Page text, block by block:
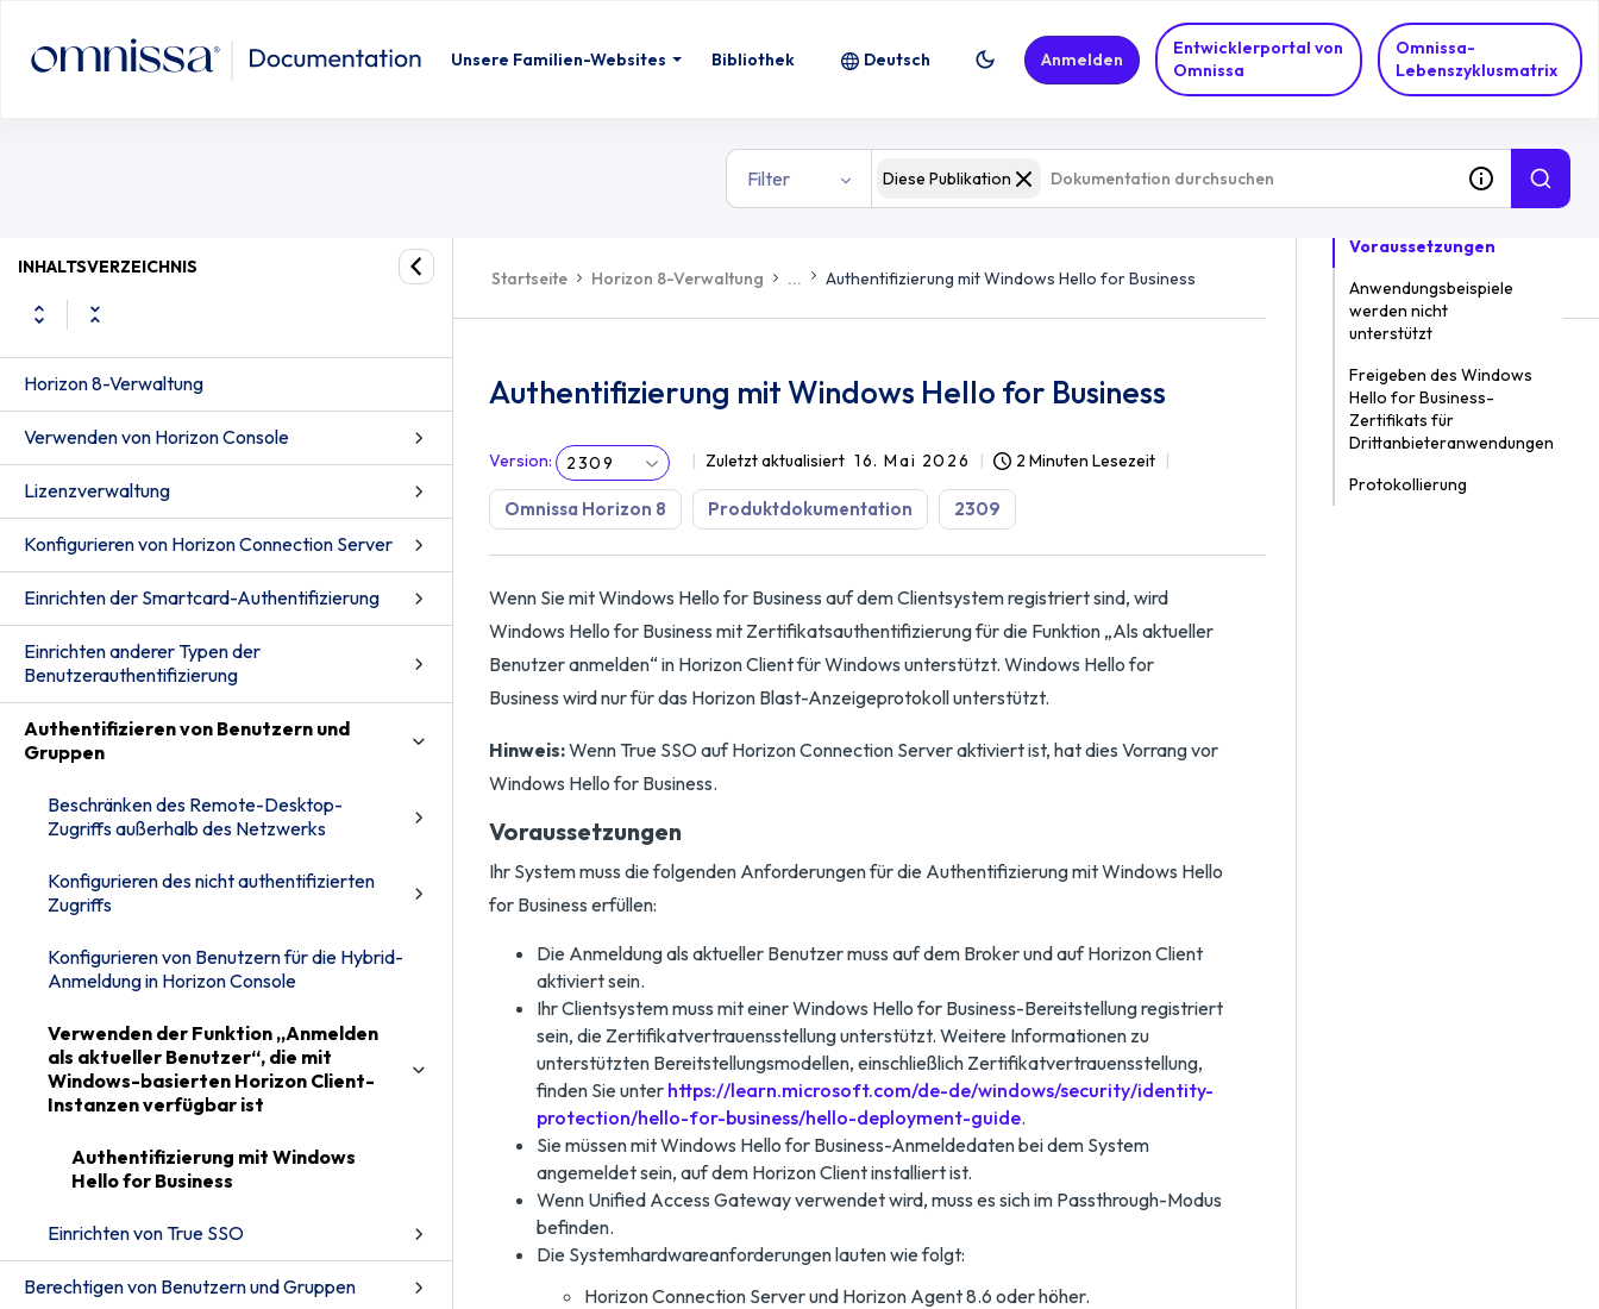
Unsere Familien-Websites Bibliothek
Entwicklerportal von
Omnissa
Omnissa-
Lebenszyklusmatrix
Deutsch Anmelden
Filter Diese Publikation
Authentifizierung mit Windows Hello for Business
INHALTSVERZEICHNIS
Horizon 8-Verwaltung
Verwenden von Horizon Console
Lizenzverwaltung
Konfigurieren von Horizon Connection Server
Einrichten der Smartcard-Authentifizierung
Einrichten anderer Typen der
Benutzerauthentifizierung
Authentifizieren von Benutzern und
Gruppen
Beschränken des Remote-Desktop-
Zugriffs außerhalb des Netzwerks
Konfigurieren des nicht authentifizierten
Zugriffs
Konfigurieren von Benutzern für die Hybrid-
Anmeldung in Horizon Console
Verwenden der Funktion „Anmelden
als aktueller Benutzer“, die mit
Windows-basierten Horizon Client-
Instanzen verfügbar ist
Authentifizierung mit Windows
Hello for Business
Einrichten von True SSO
Berechtigen von Benutzern und Gruppen
Startseite Horizon 8-Verwaltung ... Authentifizierung mit Windows Hello for Business
Authentifizierung mit Windows Hello for Business
Version: 2309 Zuletzt aktualisiert 16. Mai 2026 2 Minuten Lesezeit
Omnissa Horizon 8 Produktdokumentation 2309
Wenn Sie mit Windows Hello for Business auf dem Clientsystem registriert sind, wird
Windows Hello for Business mit Zertifikatsauthentifizierung für die Funktion „Als aktueller
Benutzer anmelden“ in Horizon Client für Windows unterstützt. Windows Hello for
Business wird nur für das Horizon Blast-Anzeigeprotokoll unterstützt.
Hinweis:Wenn True SSO auf Horizon Connection Server aktiviert ist, hat dies Vorrang vor
Windows Hello for Business.
Voraussetzungen
Ihr System muss die folgenden Anforderungen für die Authentifizierung mit Windows Hello
for Business erfüllen:
Die Anmeldung als aktueller Benutzer muss auf dem Broker und auf Horizon Client
aktiviert sein.
Ihr Clientsystem muss mit einer Windows Hello for Business-Bereitstellung registriert
sein, die Zertifikatvertrauensstellung unterstützt. Weitere Informationen zu
unterstützten Bereitstellungsmodellen, einschließlich Zertifikatvertrauensstellung,
finden Sie unter https://learn.microsoft.com/de-de/windows/security/identity-
protection/hello-for-business/hello-deployment-guide.
Sie müssen mit Windows Hello for Business-Anmeldedaten bei dem System
angemeldet sein, auf dem Horizon Client installiert ist.
Wenn Unified Access Gateway verwendet wird, muss es sich im Passthrough-Modus
befinden.
Die Systemhardwareanforderungen lauten wie folgt:
Horizon Connection Server und Horizon Agent 8.6 oder höher.
IN DIESEM THEMA
Voraussetzungen
Anwendungsbeispiele
werden nicht
unterstützt
Freigeben des Windows
Hello for Business-
Zertifikats für
Drittanbieteranwendungen
Protokollierung